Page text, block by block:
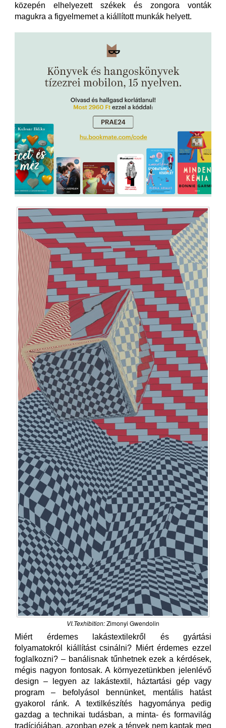
közepén elhelyezett székek és zongora vonták
magukra a figyelmemet a kiállított munkák helyett.
VI.Texhibition:Zimonyi Gwendolin
Miért érdemes lakástextilekről és gyártási
folyamatokról kiállítást csinálni? Miért érdemes ezzel
foglalkozni? – banálisnak tűnhetnek ezek a kérdések,
mégis nagyon fontosak. A környezetünkben jelenlévő
design – legyen az lakástextil, háztartási gép vagy
program – befolyásol bennünket, mentális hatást
gyakorol ránk. A textilkészítés hagyománya pedig
gazdag a technikai tudásban, a minta- és formavilág
tradíciójában, azonban ezek a tények nem kaptak meg